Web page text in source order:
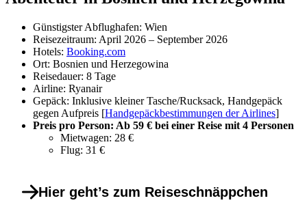
Günstigster Abflughafen: Wien
Reisezeitraum: April 2026 – September 2026
Hotels: Booking.com
Ort: Bosnien und Herzegowina
Reisedauer: 8 Tage
Airline: Ryanair
Gepäck: Inklusive kleiner Tasche/Rucksack, Handgepäck
gegen Aufpreis [Handgepäckbestimmungen der Airlines]
Preis pro Person: Ab 59 € bei einer Reise mit 4 Personen
Mietwagen: 28 €
Flug: 31 €
Hier geht’s zum Reiseschnäppchen